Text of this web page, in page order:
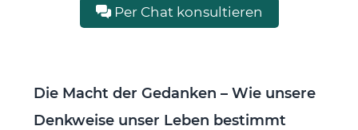
Per Chat konsultieren
Die Macht der Gedanken – Wie unsere
Denkweise unser Leben bestimmt